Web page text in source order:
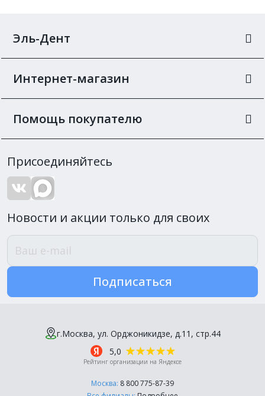
Эль-Дент
Интернет-магазин
Помощь покупателю
Присоединяйтесь
Новости и акции только для своих
Подписаться
г.Москва, ул. Орджоникидзе, д.11, стр.44
5,0
Рейтинг организации на Яндексе
Москва: 8 800 775-87-39